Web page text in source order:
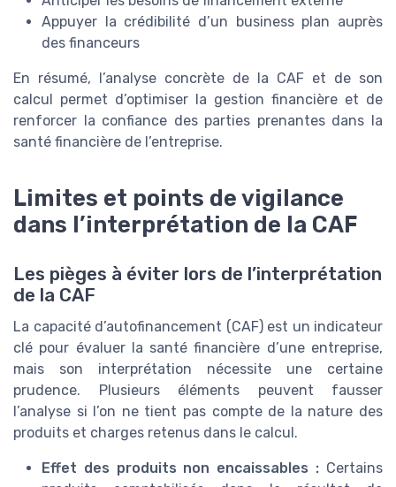
Appuyer la crédibilité d’un business plan auprès
des financeurs
En résumé, l’analyse concrète de la CAF et de son
calcul permet d’optimiser la gestion financière et de
renforcer la confiance des parties prenantes dans la
santé financière de l’entreprise.
Limites et points de vigilance
dans l’interprétation de la CAF
Les pièges à éviter lors de l’interprétation
de la CAF
La capacité d’autofinancement (CAF) est un indicateur
clé pour évaluer la santé financière d’une entreprise,
mais son interprétation nécessite une certaine
prudence. Plusieurs éléments peuvent fausser
l’analyse si l’on ne tient pas compte de la nature des
produits et charges retenus dans le calcul.
Effet des produits non encaissables : Certains